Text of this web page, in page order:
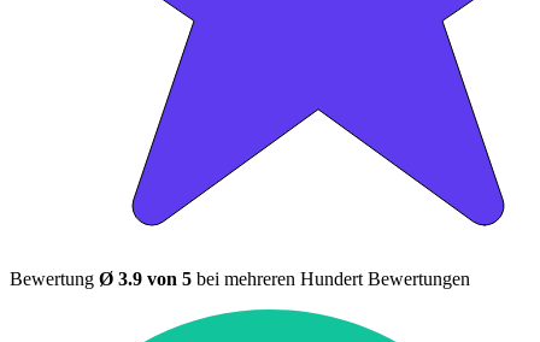
Bewertung Ø 3.9 von 5 bei mehreren Hundert Bewertungen